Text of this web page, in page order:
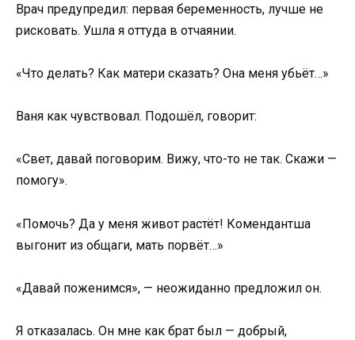
Врач предупредил: первая беременность, лучше не
рисковать. Ушла я оттуда в отчаянии.
«Что делать? Как матери сказать? Она меня убьёт…»
Ваня как чувствовал. Подошёл, говорит:
«Свет, давай поговорим. Вижу, что-то не так. Скажи —
помогу».
«Помочь? Да у меня живот растёт! Комендантша
выгонит из общаги, мать порвёт…»
«Давай поженимся», — неожиданно предложил он.
Я отказалась. Он мне как брат был — добрый,